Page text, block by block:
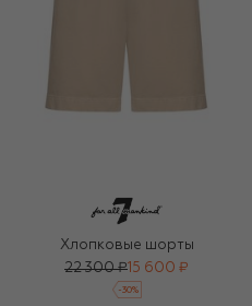
Хлопковые шорты
22 300 ₽ 15 600 ₽
-30%